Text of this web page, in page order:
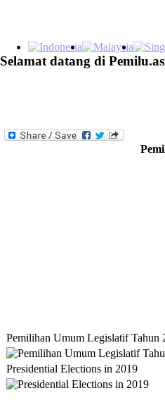
Selamat datang di
Pemilihan Umum Legislatif Tahun
Presidential Elections in 2019